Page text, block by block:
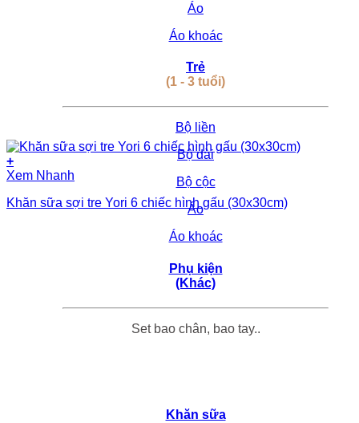
Áo
Áo khoác
Trẻ
(1 - 3 tuổi)
Bộ liền
Bộ dài
Bộ cộc
Áo
Áo khoác
Phụ kiện
(Khác)
Set bao chân, bao tay..
Khăn sữa
+
Xem Nhanh
Khăn sữa sợi tre Yori 6 chiếc hình gấu (30x30cm)